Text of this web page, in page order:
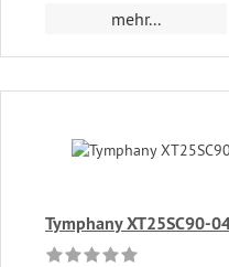
mehr...
Tymphany XT25SC90-